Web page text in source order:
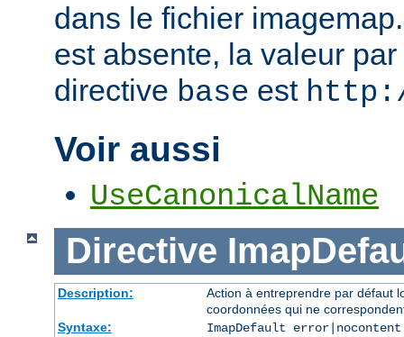
dans le fichier
est absente, la valeur
directive base est
Voir aussi
UseCanonicalName
Directive
Description:
Action à entreprendre par défaut
coordonnées qui ne
Syntaxe:
ImapDefault